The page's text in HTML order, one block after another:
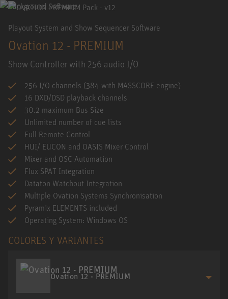
Playout System and Show Sequencer Software
Ovation 12 - PREMIUM
Show Controller with 256 audio I/O
256 I/O channels (384 with MASSCORE engine)
16 DXD/DSD playback channels
30.2 maximum Bus Size
Unlimited number of cue lists
Full Remote Control
HUI/ EUCON and OASIS Mixer Control
Mixer and OSC Automation
Flux SPAT Integration
Dataton Watchout Integration
Multiple Ovation Systems Synchronisation
Pyramix ELEMENTS included
Operating System: Windows OS
COLORES Y VARIANTES
Ovation 12 - PREMIUM